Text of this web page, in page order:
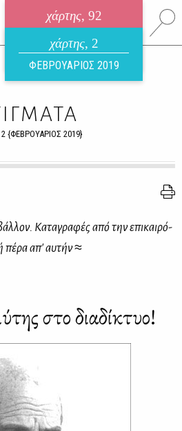
χάρτης, 92
ηλεκτρονικό περιοδικό
ΑΥΓΟΥΣΤΟΣ 2026
χάρτης, 2
ΦΕΒΡΟΥΑΡΙΟΣ 2019
{ΦΕΒΡΟΥΑΡΙΟΣ 2019}
Κα­τα­γρα­φές από την επι­και­ρό­
πέ­ρα απ' αυ­τήν ≈
στο δια­δί­κτυο!